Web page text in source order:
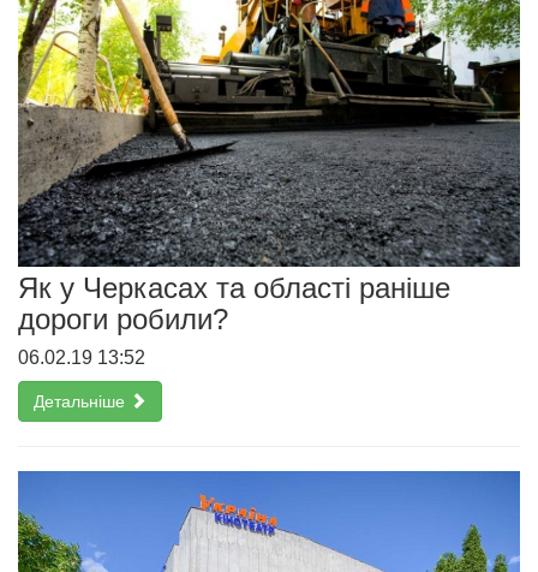
Як у Черкасах та області раніше
дороги робили?
06.02.19 13:52
Детальніше